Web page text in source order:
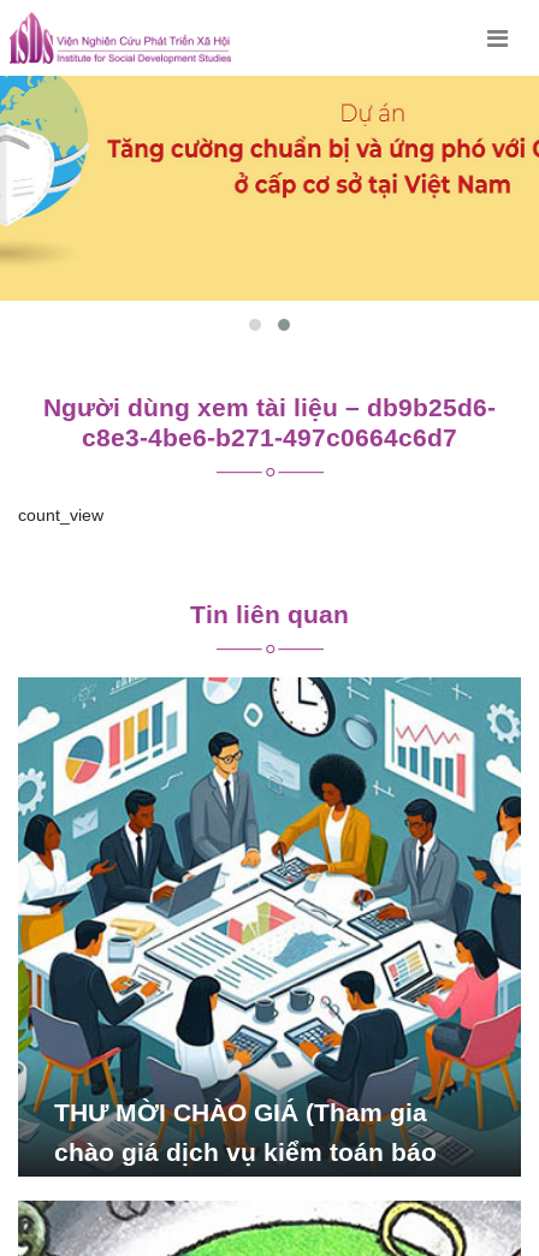
Skip
to
content
Người dùng xem tài liệu – db9b25d6-
c8e3-4be6-b271-497c0664c6d7
count_view
viết
Tin liên quan
THƯ MỜI CHÀO GIÁ (Tham gia
chào giá dịch vụ kiểm toán báo
Nghiên cứu Phát triển Xã